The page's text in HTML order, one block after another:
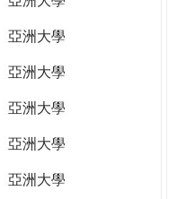
亞洲大學
亞洲大學
亞洲大學
亞洲大學
亞洲大學